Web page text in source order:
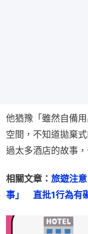
他猶豫「雖然自備
空間，不知道拋棄
過太多酒店的故事
相關文章： 旅遊注
事」　直批1行為有